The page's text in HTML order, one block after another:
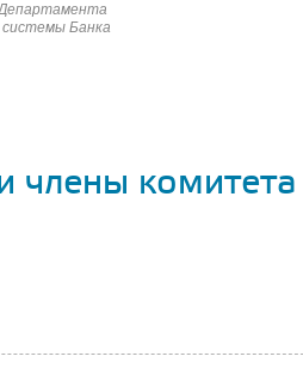
Департамента
Банка
члены комитета